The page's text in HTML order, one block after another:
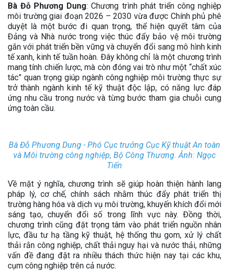
Bà Đỗ Phương Dung: Chương trình phát triển công nghiệp
môi trường giai đoạn 2026 – 2030 vừa được Chính phủ phê
duyệt là một bước đi quan trọng, thể hiện quyết tâm của
Đảng và Nhà nước trong việc thúc đẩy bảo vệ môi trường
gắn với phát triển bền vững và chuyển đổi sang mô hình kinh
tế xanh, kinh tế tuần hoàn. Đây không chỉ là một chương trình
mang tính chiến lược, mà còn đóng vai trò như một “chất xúc
tác” quan trọng giúp ngành công nghiệp môi trường thực sự
trở thành ngành kinh tế kỹ thuật độc lập, có năng lực đáp
ứng nhu cầu trong nước và từng bước tham gia chuỗi cung
ứng toàn cầu.
Bà Đỗ Phương Dung - Phó Cục trưởng Cục Kỹ thuật An toàn
và Môi trường công nghiệp, Bộ Công Thương. Ảnh: Ngọc
Tiến
Về mặt ý nghĩa, chương trình sẽ giúp hoàn thiện hành lang
pháp lý, cơ chế, chính sách nhằm thúc đẩy phát triển thị
trường hàng hóa và dịch vụ môi trường, khuyến khích đổi mới
sáng tạo, chuyển đổi số trong lĩnh vực này. Đồng thời,
chương trình cũng đặt trọng tâm vào phát triển nguồn nhân
lực, đầu tư hạ tầng kỹ thuật, hệ thống thu gom, xử lý chất
thải rắn công nghiệp, chất thải nguy hại và nước thải, những
vấn đề đang đặt ra nhiều thách thức hiện nay tại các khu,
cụm công nghiệp trên cả nước.